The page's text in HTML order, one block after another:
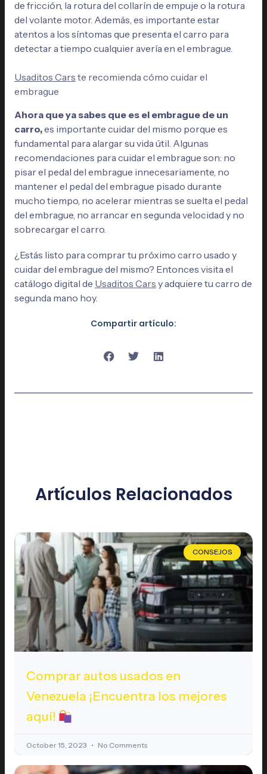
de fricción, la rotura del collarín de empuje o la rotura
del volante motor. Además, es importante estar
atentos a los síntomas que presenta el carro para
detectar a tiempo cualquier avería en el embrague.
Usaditos Cars te recomienda cómo cuidar el
embrague
Ahora que ya sabes que es el embrague de un
carro,es importante cuidar del mismo porque es
fundamental para alargar su vida útil. Algunas
recomendaciones para cuidar el embrague son: no
pisar el pedal del embrague innecesariamente, no
mantener el pedal del embrague pisado durante
mucho tiempo, no acelerar mientras se suelta el pedal
del embrague, no arrancar en segunda velocidad y no
sobrecargar el carro.
¿Estás listo para comprar tu próximo carro usado y
cuidar del embrague del mismo? Entonces visita el
catálogo digital de Usaditos Cars y adquiere tu carro de
segunda mano hoy.
Compartir artículo:
Artículos Relacionados
CONSEJOS
Comprar autos usados en
Venezuela ¡Encuentra los mejores
aquí!
October 15, 2023 No Comments